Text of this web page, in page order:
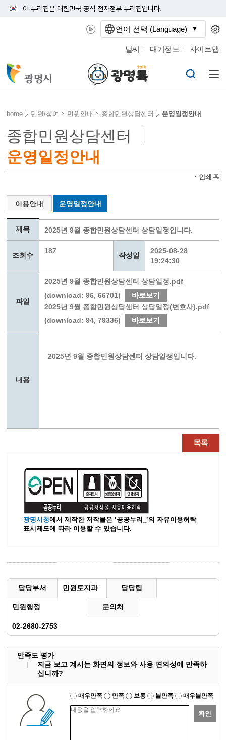
이 누리집은 대한민국 공식 전자정부 누리집입니다.
날씨 대기정보 사이트맵
home 민원/참여 민원안내 종합민원상담센터 운영일정안내
종합민원상담센터
운영일정안내
ㆍ인쇄
이용안내 운영일정안내
제목 2025년 9월 종합민원상담센터 상담일정입니다.
조회수
187
작성일
2025-08-28
19:24:30
파일
2025년 9월 종합민원상담센터 상담일정.pdf
(download: 96, 66701)
바로보기
2025년 9월 종합민원상담센터 상담일정(변호사).pdf
(download: 94, 79336)
바로보기
내용
2025년 9월 종합민원상담센터 상담일정입니다.
목록
광명시청에서 제작한 저작물은 ‘공공누리_’의 자유이용허락
표시제도에 따라 이용할 수 있습니다.
담당부서 민원토지과 담당팀
민원행정 문의처
02-2680-2753
만족도 평가
지금 보고 계시는 화면의 정보와 사용 편의성에 만족하
십니까?
매우만족 만족 보통 불만족 매우불만족
확인
언어 선택 (Language)